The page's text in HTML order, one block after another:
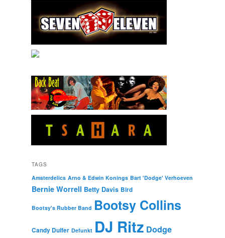
TAGS
Amsterdelics Arno & Edwin Konings Bart 'Dodge' Verhoeven
Bernie Worrell Betty Davis Bird
Bootsy's Rubber Band Bootsy Collins
Candy Dulfer Defunkt DJ Ritz Dodge